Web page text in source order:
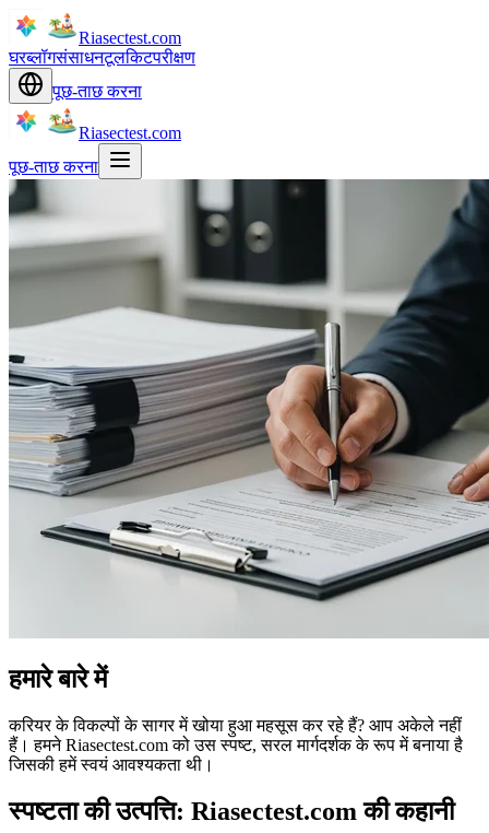
Riasectest.com
घरब्लॉगसंसाधनटूलकिटपरीक्षण
पूछ-ताछ करना
Riasectest.com
पूछ-ताछ करना
हमारे बारे में
करियर के विकल्पों के सागर में खोया हुआ महसूस कर रहे हैं? आप अकेले नहीं
हैं। हमने Riasectest.com को उस स्पष्ट, सरल मार्गदर्शक के रूप में बनाया है
जिसकी हमें स्वयं आवश्यकता थी।
स्पष्टता की उत्पत्ति: Riasectest.com की कहानी